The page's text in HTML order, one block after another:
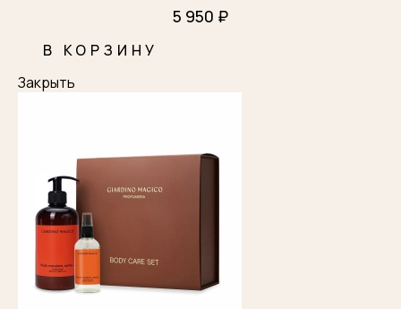
5 950 ₽
В КОРЗИНУ
Закрыть